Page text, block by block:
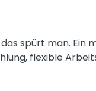
spürt man.
flexible